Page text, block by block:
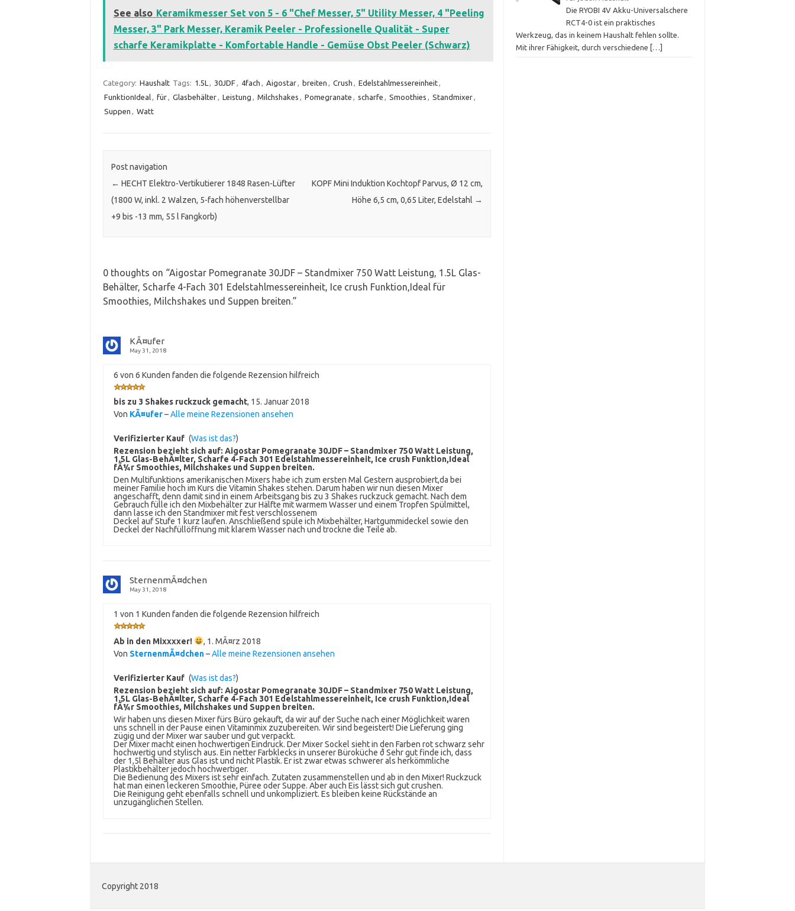
See also Keramikmesser Set von 5 - 6 "Chef Messer, 5" Utility Messer, 4 "Peeling
Messer, 3" Park Messer, Keramik Peeler - Professionelle Qualität - Super
scharfe Keramikplatte - Komfortable Handle - Gemüse Obst Peeler (Schwarz)
Category: Haushalt Tags: 1.5L , 30JDF, 4fach , Aigostar, breiten , Crush , Edelstahlmessereinheit,
FunktionIdeal, für, Glasbehälter, Leistung , Milchshakes , Pomegranate , scharfe , Smoothies , Standmixer,
Suppen , Watt
Post navigation
← HECHT Elektro-Vertikutierer 1848 Rasen-Lüfter
(1800 W, inkl. 2 Walzen, 5-fach höhenverstellbar
+9 bis -13 mm, 55 l Fangkorb)
KOPF Mini Induktion Kochtopf Parvus, Ø 12 cm,
Höhe 6,5 cm, 0,65 Liter, Edelstahl →
0 thoughts on “Aigostar Pomegranate 30JDF – Standmixer 750 Watt Leistung, 1.5L Glas-
Behälter, Scharfe 4-Fach 301 Edelstahlmessereinheit, Ice crush Funktion,Ideal für
Smoothies, Milchshakes und Suppen breiten.”
KÃ¤ufer
May 31, 2018
6 von 6 Kunden fanden die folgende Rezension hilfreich
bis zu 3 Shakes ruckzuck gemacht, 15. Januar 2018
Von KÃ¤ufer–Alle meine Rezensionen ansehen
Verifizierter Kauf (Was ist das?)
Rezension bezieht sich auf: Aigostar Pomegranate 30JDF – Standmixer 750 Watt Leistung,
1.5L Glas-BehÃ¤lter, Scharfe 4-Fach 301 Edelstahlmessereinheit, Ice crush Funktion,Ideal
fÃ¼r Smoothies, Milchshakes und Suppen breiten.
Den Multifunktions amerikanischen Mixers habe ich zum ersten Mal Gestern ausprobiert,da bei
meiner Familie hoch im Kurs die Vitamin Shakes stehen. Darum haben wir nun diesen Mixer
angeschafft, denn damit sind in einem Arbeitsgang bis zu 3 Shakes ruckzuck gemacht. Nach dem
Gebrauch fülle ich den Mixbehälter zur Hälfte mit warmem Wasser und einem Tropfen Spülmittel,
dann lasse ich den Standmixer mit fest verschlossenem
Deckel auf Stufe 1 kurz laufen. Anschließend spüle ich Mixbehälter, Hartgummideckel sowie den
Deckel der Nachfüllöffnung mit klarem Wasser nach und trockne die Teile ab.
SternenmÃ¤dchen
May 31, 2018
1 von 1 Kunden fanden die folgende Rezension hilfreich
Ab in den Mixxxxer! , 1. MÃ¤rz 2018
Von SternenmÃ¤dchen–Alle meine Rezensionen ansehen
Verifizierter Kauf (Was ist das?)
Rezension bezieht sich auf: Aigostar Pomegranate 30JDF – Standmixer 750 Watt Leistung,
1.5L Glas-BehÃ¤lter, Scharfe 4-Fach 301 Edelstahlmessereinheit, Ice crush Funktion,Ideal
fÃ¼r Smoothies, Milchshakes und Suppen breiten.
Wir haben uns diesen Mixer fürs Büro gekauft, da wir auf der Suche nach einer Möglichkeit waren
uns schnell in der Pause einen Vitaminmix zuzubereiten. Wir sind begeistert! Die Lieferung ging
zügig und der Mixer war sauber und gut verpackt.
Der Mixer macht einen hochwertigen Eindruck. Der Mixer Sockel sieht in den Farben rot schwarz sehr
hochwertig und stylisch aus. Ein netter Farbklecks in unserer Büroküche ð Sehr gut finde ich, dass
der 1,5l Behälter aus Glas ist und nicht Plastik. Er ist zwar etwas schwerer als herkömmliche
Plastikbehälter jedoch hochwertiger.
Die Bedienung des Mixers ist sehr einfach. Zutaten zusammenstellen und ab in den Mixer! Ruckzuck
hat man einen leckeren Smoothie, Püree oder Suppe. Aber auch Eis lässt sich gut crushen.
Die Reinigung geht ebenfalls schnell und unkompliziert. Es bleiben keine Rückstände an
unzugänglichen Stellen.
Die RYOBI 4V Akku-Universalschere
RCT4-0 ist ein praktisches
Werkzeug, das in keinem Haushalt fehlen sollte.
Mit ihrer Fähigkeit, durch verschiedene
[…]
Copyright 2018